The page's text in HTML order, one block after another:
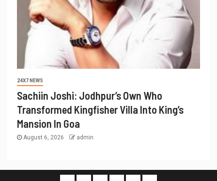
24X7 NEWS
Sachiin Joshi: Jodhpur’s Own Who
Transformed Kingfisher Villa Into King’s
Mansion In Goa
August 6, 2026 admin